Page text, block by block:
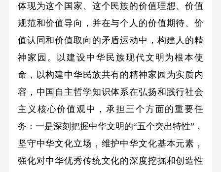
体现为这个国家、这个民族的价值理想、价值
规范和价值导向，并在与个人的价值期待、价
值认同和价值取向的矛盾运动中，构建人的精
神家园。以建设中华民族现代文明为根本使
命，以构建中华民族共有的精神家园为实质内
容，中国自主哲学知识体系在弘扬和践行社会
主义核心价值观中，承担三个方面的重要任
务：一是深刻把握中华文明的“五个突出特性”，
坚守中华文化立场，维护中华文化基本元素，
强化对中华优秀传统文化的深度挖掘和创造性